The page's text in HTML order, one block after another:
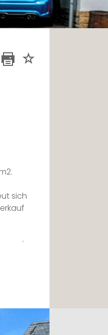
sich
auf